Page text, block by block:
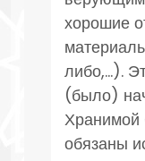
хорошие
либо,...).
(было)
Хранимой
обязаны